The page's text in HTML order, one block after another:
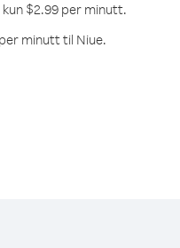
$2.99 per minutt.
minutt til Niue.